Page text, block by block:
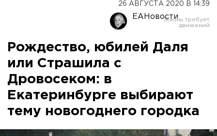
26 АВГУСТА 2020 В 14:39
ЕАНовости
Рождество, юбилей Даля
или Страшила с
Дровосеком: в
Екатеринбурге выбирают
тему новогоднего городка